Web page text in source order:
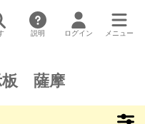
説明 ログイン メニュー
板 薩摩